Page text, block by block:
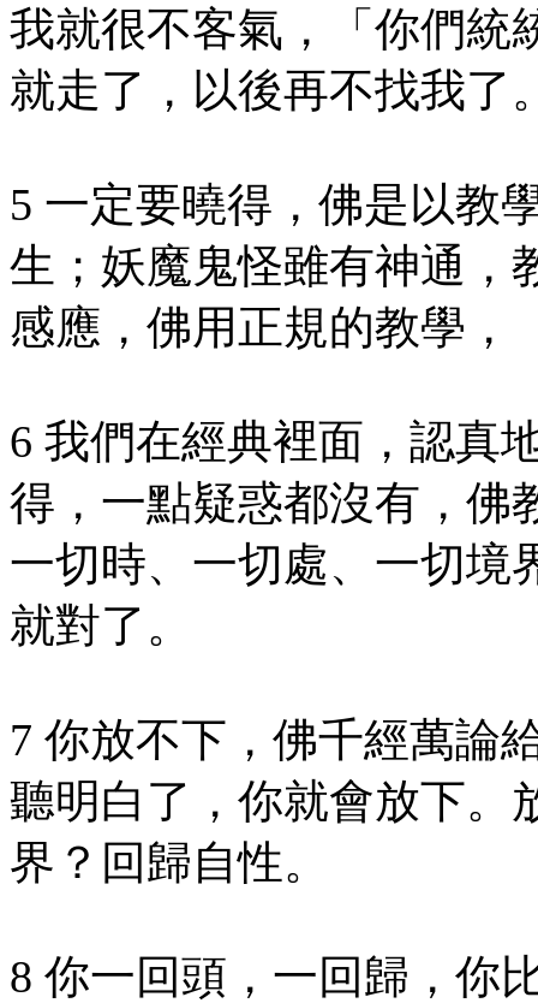
我就很不客氣，「你們統
就走了，以後再不找我了
5 一定要曉得，佛是以教
生；妖魔鬼怪雖有神通，
感應，佛用正規的教學，
6 我們在經典裡面，認真
得，一點疑惑都沒有，佛
一切時、一切處、一切境
就對了。
7 你放不下，佛千經萬論
聽明白了，你就會放下。
界？回歸自性。
8 你一回頭，一回歸，你